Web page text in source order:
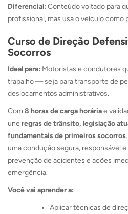
Diferencial: Conteúdo voltado para
profissional, mas usa o veículo como
Curso de Direção
Socorros
Ideal para: Motoristas e condutores
trabalho — seja para transporte de
deslocamentos administrativos.
Com 8 horas de carga horáriae
une regras de trânsito, legislação
fundamentais de primeiros socorros
uma condução segura, responsável
prevenção de acidentes e ações
emergência.
Você vai aprender a:
Aplicar técnicas de